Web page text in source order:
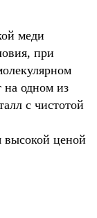
меди
при
на одном из
с чистотой
высокой ценой